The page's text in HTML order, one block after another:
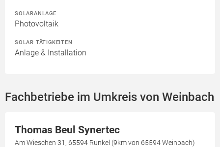
SOLARANLAGE
Photovoltaik
SOLAR TÄTIGKEITEN
Anlage & Installation
Fachbetriebe im Umkreis von Weinbach
Thomas Beul Synertec
Am Wieschen 31, 65594 Runkel (9km von 65594 Weinbach)